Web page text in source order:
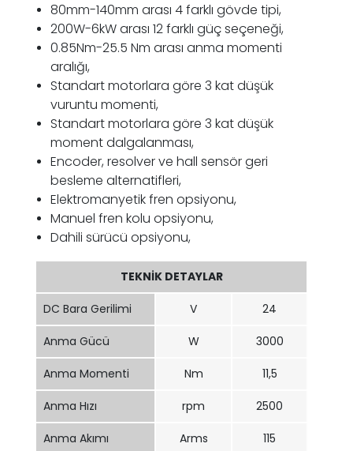
80mm-140mm arası 4 farklı gövde tipi,
200W-6kW arası 12 farklı güç seçeneği,
0.85Nm-25.5 Nm arası anma momenti
aralığı,
Standart motorlara göre 3 kat düşük
vuruntu momenti,
Standart motorlara göre 3 kat düşük
moment dalgalanması,
Encoder, resolver ve hall sensör geri
besleme alternatifleri,
Elektromanyetik fren opsiyonu,
Manuel fren kolu opsiyonu,
Dahili sürücü opsiyonu,
TEKNİK DETAYLAR
DC Bara Gerilimi V 24
Anma Gücü W 3000
Anma Momenti Nm 11,5
Anma Hızı rpm 2500
Anma Akımı Arms 115